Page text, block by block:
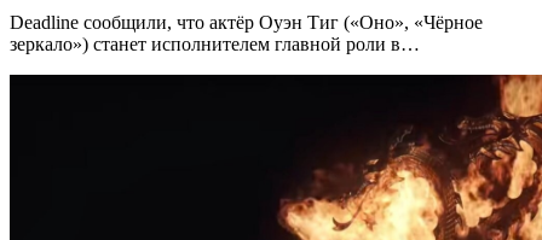
Deadline сообщили, что актёр Оуэн Тиг («Оно», «Чёрное
зеркало») станет исполнителем главной роли в…